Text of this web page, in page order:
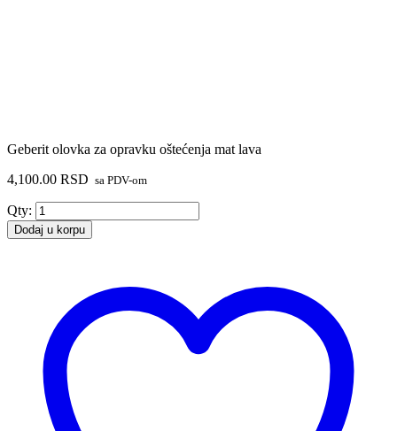
Geberit olovka za opravku oštećenja mat lava
4,100.00 RSD sa PDV-om
Qty: Geberit
olovka
za
količina
Dodaj u korpu